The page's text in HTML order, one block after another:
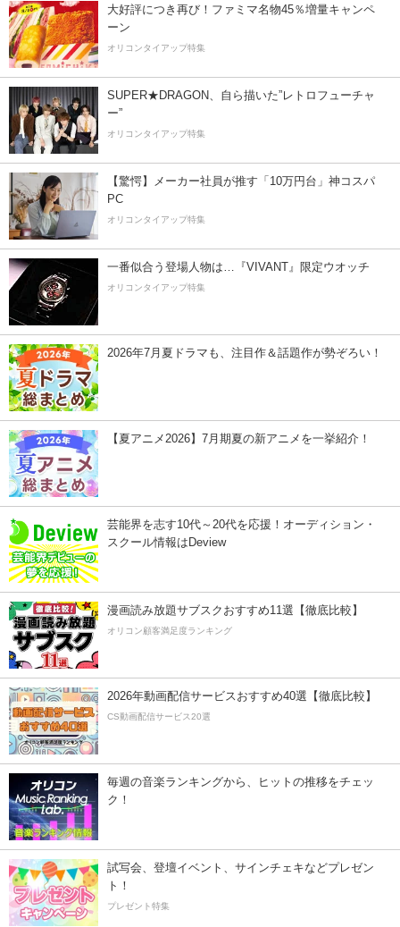
大好評につき再び！ファミマ名物45％増量キャンペ
ーン
オリコンタイアップ特集
SUPER★DRAGON、自ら描いた”レトロフューチャ
ー”
オリコンタイアップ特集
【驚愕】メーカー社員が推す「10万円台」神コスパ
PC
オリコンタイアップ特集
一番似合う登場人物は…『VIVANT』限定ウオッチ
オリコンタイアップ特集
2026年7月夏ドラマも、注目作＆話題作が勢ぞろい！
【夏アニメ2026】7月期夏の新アニメを一挙紹介！
芸能界を志す10代～20代を応援！オーディション・
スクール情報はDeview
漫画読み放題サブスクおすすめ11選【徹底比較】
オリコン顧客満足度ランキング
2026年動画配信サービスおすすめ40選【徹底比較】
CS動画配信サービス20選
毎週の音楽ランキングから、ヒットの推移をチェッ
ク！
試写会、登壇イベント、サインチェキなどプレゼン
ト！
プレゼント特集